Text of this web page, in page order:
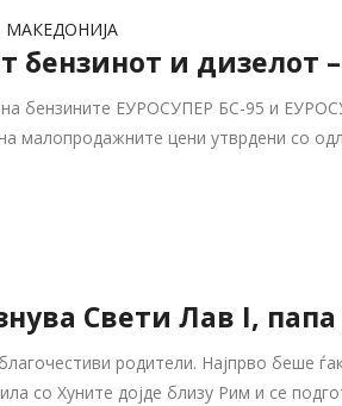
МАКЕДОНИЈА
бензинот и дизелот
бензините ЕУРОСУПЕР БС-95 и
малопродажните цени утврдени со
Свети Лав I,
родители. Најпрво беше
со Хуните дојде близу Рим и се